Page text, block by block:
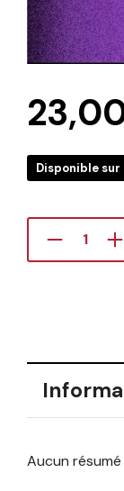
Disponible sur
Aucun